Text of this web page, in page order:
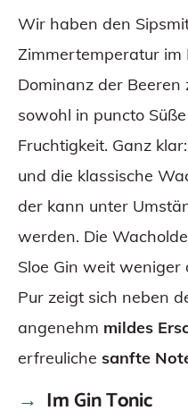
Wir haben den
Zimmertemperatur im
Dominanz der Beeren
sowohl in puncto
Fruchtigkeit. Ganz
und die klassische
der kann unter
werden. Die
Sloe Gin weit weniger
Pur zeigt sich neben
angenehm mildes
erfreuliche sanfte
Im Gin Tonic